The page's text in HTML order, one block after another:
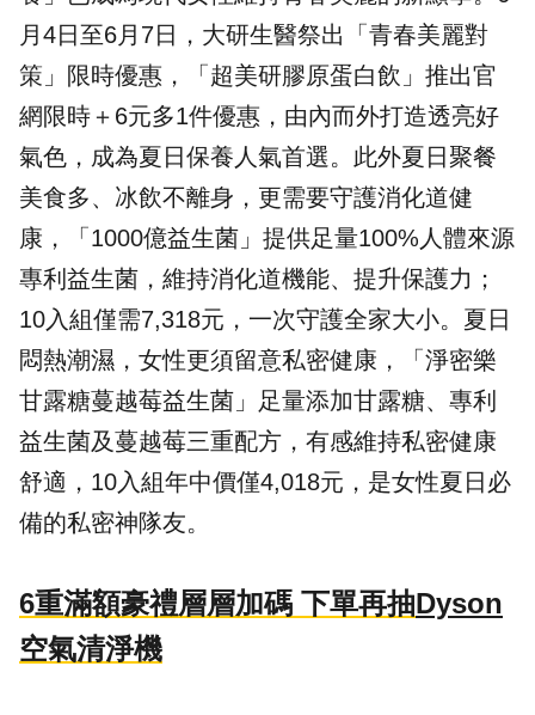
月4日至6月7日，大研生醫祭出「青春美麗對
策」限時優惠，「超美研膠原蛋白飲 」推出官
網限時＋6元多1件優惠，由內而外打造透亮好
氣色，成為夏日保養人氣首選。此外夏日聚餐
美食多、冰飲不離身，更需要守護消化道健
康，「1000億益生菌」提供足量100%人體來源
專利益生菌，維持消化道機能、提升保護力；
10入組僅需7,318元，一次守護全家大小。夏日
悶熱潮濕，女性更須留意私密健康，「淨密樂
甘露糖蔓越莓益生菌」足量添加甘露糖、專利
益生菌及蔓越莓三重配方，有感維持私密健康
舒適，10入組年中價僅4,018元，是女性夏日必
備的私密神隊友。
6重滿額豪禮層層加碼 下單再抽Dyson
空氣清淨機